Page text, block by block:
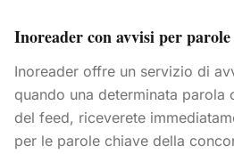
Inoreader con avvisi per parole
Inoreader offre un servizio di
quando una determinata parola
del feed, riceverete
per le parole chiave della